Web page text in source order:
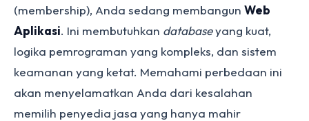
(membership), Anda sedang membangun Web
Aplikasi. Ini membutuhkan databaseyang kuat,
logika pemrograman yang kompleks, dan sistem
keamanan yang ketat. Memahami perbedaan ini
akan menyelamatkan Anda dari kesalahan
memilih penyedia jasa yang hanya mahir